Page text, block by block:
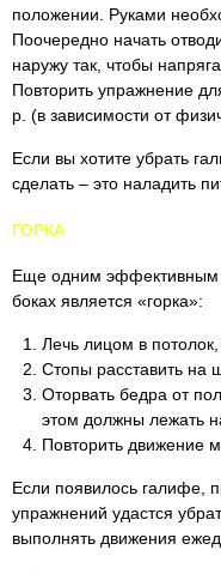
положении. Руками
Поочередно начать
наружу так, чтобы
Повторить упражнение
р. (в зависимости от
Если вы хотите убрать
сделать – это наладить
ГОРКА
Еще одним эффективным
боках является «горка»:
Лечь лицом в потолок,
Стопы расставить на
Оторвать бедра от
этом должны лежать
Повторить движение
Если появилось галифе,
упражнений удастся
выполнять движения